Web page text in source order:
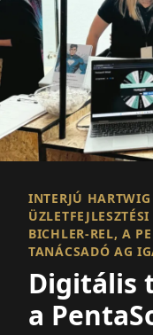
INTERJÚ
BICHLER-REL, A
TANÁCSADÓ AG
Digitális
a